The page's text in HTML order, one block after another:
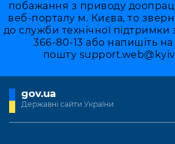
побажання з приводу
веб-порталу м. Києва, то
до служби технічної
366-80-13 або напишіть
пошту
gov.ua
Державні сайти України